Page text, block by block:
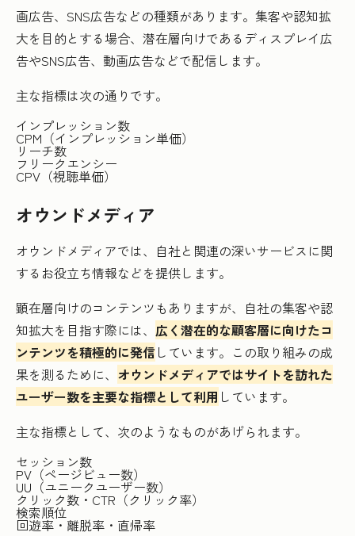
画広告、SNS広告などの種類があります。集客や認知拡
大を目的とする場合、潜在層向けであるディスプレイ広
告やSNS広告、動画広告などで配信します。
主な指標は次の通りです。
インプレッション数
CPM（インプレッション単価）
リーチ数
フリークエンシー
CPV（視聴単価）
オウンドメディア
オウンドメディアでは、自社と関連の深いサービスに関
するお役立ち情報などを提供します。
顕在層向けのコンテンツもありますが、自社の集客や認
知拡大を目指す際には、 広く潜在的な顧客層に向けたコ
ンテンツを積極的に発信 しています。この取り組みの成
果を測るために、 オウンドメディアではサイトを訪れた
ユーザー数を主要な指標として利用 しています。
主な指標として、次のようなものがあげられます。
セッション数
PV（ページビュー数）
UU（ユニークユーザー数）
クリック数・CTR（クリック率）
検索順位
回遊率・離脱率・直帰率